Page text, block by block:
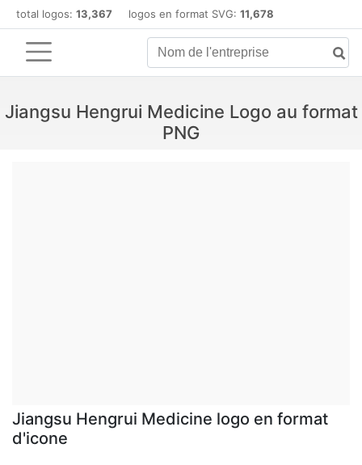
total logos: 13,367 logos en format SVG: 11,678
Jiangsu Hengrui Medicine Logo au format
PNG
Jiangsu Hengrui Medicine logo en format
d'icone